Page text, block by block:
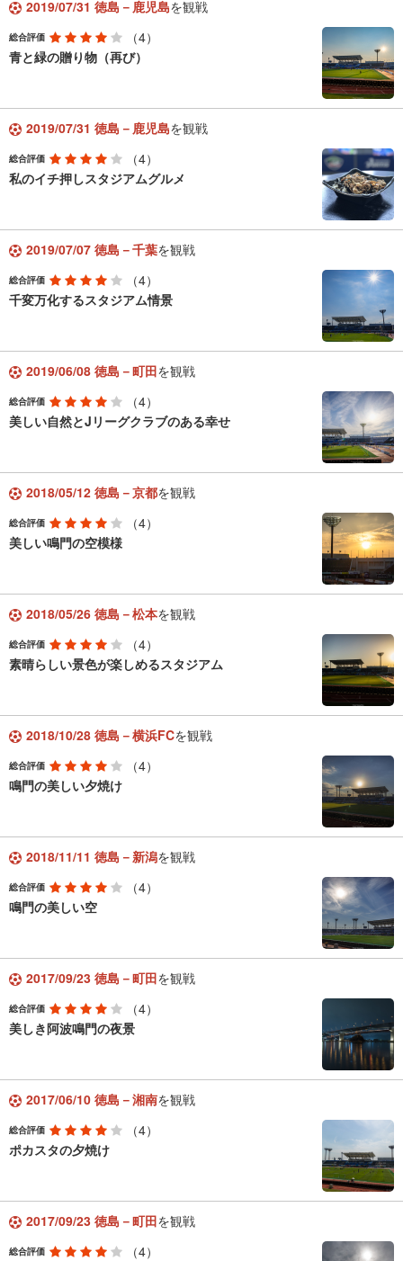
2019/07/31 徳島－鹿児島を観戦
総合評価
（4）
青と緑の贈り物（再び）
2019/07/31 徳島－鹿児島を観戦
総合評価
（4）
私のイチ押しスタジアムグルメ
2019/07/07 徳島－千葉を観戦
総合評価
（4）
千変万化するスタジアム情景
2019/06/08 徳島－町田を観戦
総合評価
（4）
美しい自然とJリーグクラブのある幸せ
2018/05/12 徳島－京都を観戦
総合評価
（4）
美しい鳴門の空模様
2018/05/26 徳島－松本を観戦
総合評価
（4）
素晴らしい景色が楽しめるスタジアム
2018/10/28 徳島－横浜FCを観戦
総合評価
（4）
鳴門の美しい夕焼け
2018/11/11 徳島－新潟を観戦
総合評価
（4）
鳴門の美しい空
2017/09/23 徳島－町田を観戦
総合評価
（4）
美しき阿波鳴門の夜景
2017/06/10 徳島－湘南を観戦
総合評価
（4）
ポカスタの夕焼け
2017/09/23 徳島－町田を観戦
総合評価
（4）